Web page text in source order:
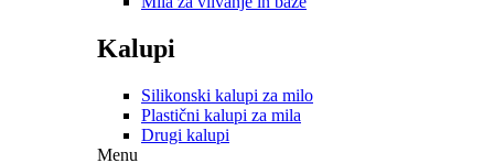
Kalupi
Silikonski kalupi za milo
Plastični kalupi za mila
Drugi kalupi
Menu